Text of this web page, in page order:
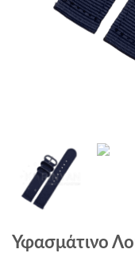
Υφασμάτινο